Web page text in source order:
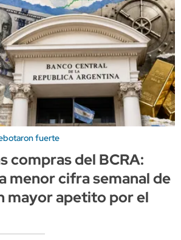
fuerte
compras del BCRA:
menor cifra semanal de
mayor apetito por el